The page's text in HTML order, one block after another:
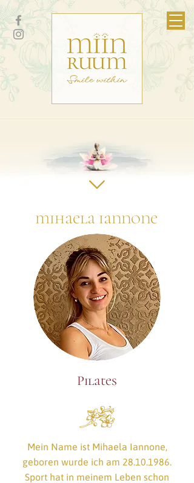
mihaela iannone
Pilates
Mein Name ist Mihaela Iannone,
geboren wurde ich am 28.10.1986.
Sport hat in meinem Leben schon